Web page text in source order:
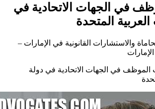
في الجهات الاتحادية في
المتحدة
والاستشارات القانونية في الإمارات –
الموظف في الجهات الاتحادية في دولة